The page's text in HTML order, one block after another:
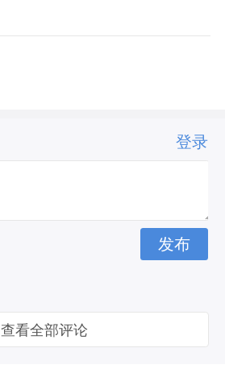
登录
查看全部评论